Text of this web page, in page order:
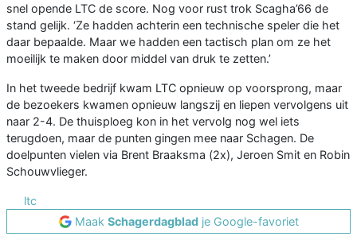
snel opende LTC de score. Nog voor rust trok Scagha’66 de
stand gelijk. ‘Ze hadden achterin een technische speler die het
daar bepaalde. Maar we hadden een tactisch plan om ze het
moeilijk te maken door middel van druk te zetten.’
In het tweede bedrijf kwam LTC opnieuw op voorsprong, maar
de bezoekers kwamen opnieuw langszij en liepen vervolgens uit
naar 2-4. De thuisploeg kon in het vervolg nog wel iets
terugdoen, maar de punten gingen mee naar Schagen. De
doelpunten vielen via Brent Braaksma (2x), Jeroen Smit en Robin
Schouwvlieger.
ltc
Maak Schagerdagbladje Google-favoriet